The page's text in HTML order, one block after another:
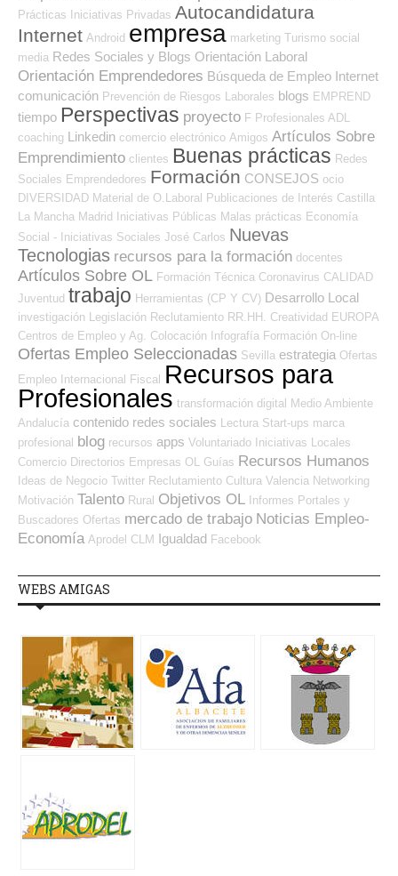
Prácticas
Iniciativas Privadas Autocandidatura
Internet Android empresa marketing Turismo social
media Redes Sociales y Blogs Orientación Laboral
Orientación Emprendedores Búsqueda de Empleo Internet
comunicación Prevención de Riesgos Laborales blogs EMPREND
tiempo Perspectivas proyecto F Profesionales ADL
coaching Linkedin comercio electrónico Amigos Artículos Sobre
Emprendimiento clientes Buenas prácticas Redes
Sociales Emprendedores Formación CONSEJOS ocio
DIVERSIDAD Material de O.Laboral Publicaciones de Interés Castilla
La Mancha Madrid Iniciativas Públicas Malas prácticas Economía
Social - Iniciativas Sociales José Carlos Nuevas
Tecnologias recursos para la formación docentes
Artículos Sobre OL Formación Técnica Coronavirus CALIDAD
Juventud trabajo Herramientas (CP Y CV) Desarrollo Local
investigación Legislación Reclutamiento RR.HH. Creatividad EUROPA
Centros de Empleo y Ag. Colocación
Infografía Formación On-line
Ofertas Empleo Seleccionadas Sevilla estrategia Ofertas
Empleo Internacional Fiscal Recursos para
Profesionales transformación digital Medio Ambiente
Andalucía contenido redes sociales Lectura Start-ups marca
profesional blog recursos apps Voluntariado Iniciativas Locales
Comercio Directorios Empresas OL Guías Recursos Humanos
Ideas de Negocio Twitter Reclutamiento Cultura Valencia Networking
Motivación Talento Rural Objetivos OL Informes Portales y
Buscadores Ofertas mercado de trabajo Noticias Empleo-
Economía Aprodel CLM Igualdad Facebook
WEBS AMIGAS